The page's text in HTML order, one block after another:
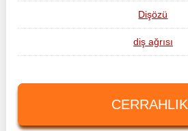
Dişözü
diş ağrısı
CERRAHLIK